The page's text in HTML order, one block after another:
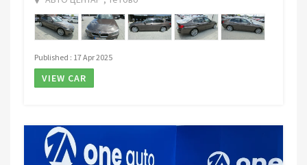
Published : 17 Apr 2025
VIEW CAR